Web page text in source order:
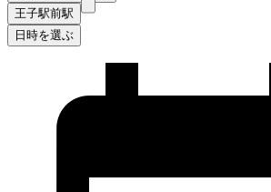
王子駅前駅
日時を選ぶ